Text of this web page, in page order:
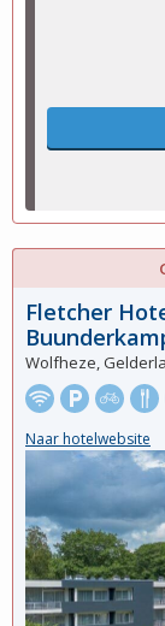
Fletcher
Wolfheze,
Naar hotelwebsite